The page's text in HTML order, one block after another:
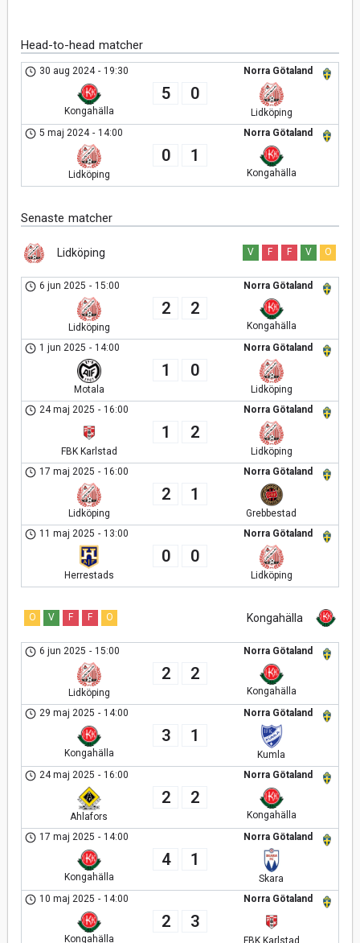
Head-to-head matcher
Norra Götaland
30 aug 2024 - 19:30
Kongahälla
5 0
Lidköping
Norra Götaland
5 maj 2024 - 14:00
Lidköping
0 1
Kongahälla
Senaste matcher
Lidköping V F F V O
Norra Götaland
6 jun 2025 - 15:00
Lidköping
2 2
Kongahälla
Norra Götaland
1 jun 2025 - 14:00
Motala
1 0
Lidköping
Norra Götaland
24 maj 2025 - 16:00
FBK Karlstad
1 2
Lidköping
Norra Götaland
17 maj 2025 - 16:00
Lidköping
2 1
Grebbestad
Norra Götaland
11 maj 2025 - 13:00
Herrestads
0 0
Lidköping
Kongahälla
O V F F O
Norra Götaland
6 jun 2025 - 15:00
Lidköping
2 2
Kongahälla
Norra Götaland
29 maj 2025 - 14:00
Kongahälla
3 1
Kumla
Norra Götaland
24 maj 2025 - 16:00
Ahlafors
2 2
Kongahälla
Norra Götaland
17 maj 2025 - 14:00
Kongahälla
4 1
Skara
Norra Götaland
10 maj 2025 - 14:00
Kongahälla
2 3
FBK Karlstad